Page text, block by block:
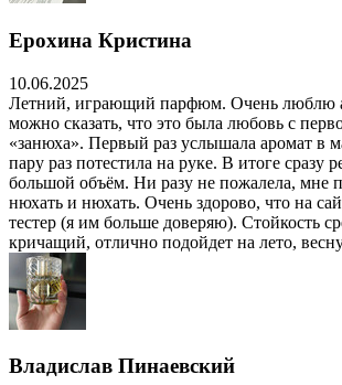
Ерохина Кристина
10.06.2025
Летний, играющий парфюм. Очень люблю
можно сказать, что это была любовь с
«занюха». Первый раз услышала аромат в
пару раз потестила на руке. В итоге сразу
большой объём. Ни разу не пожалела, мне
нюхать и нюхать. Очень здорово, что на
тестер (я им больше доверяю). Стойкость
кричащий, отлично подойдет на лето,
Владислав Пинаевский